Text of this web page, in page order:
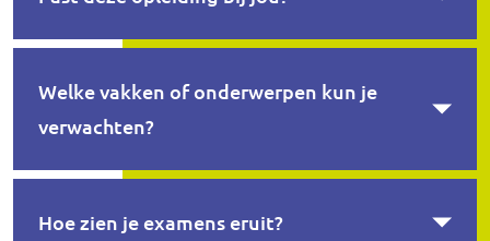
Welke vakken of onderwerpen kun je
verwachten?
Hoe zien je examens eruit?